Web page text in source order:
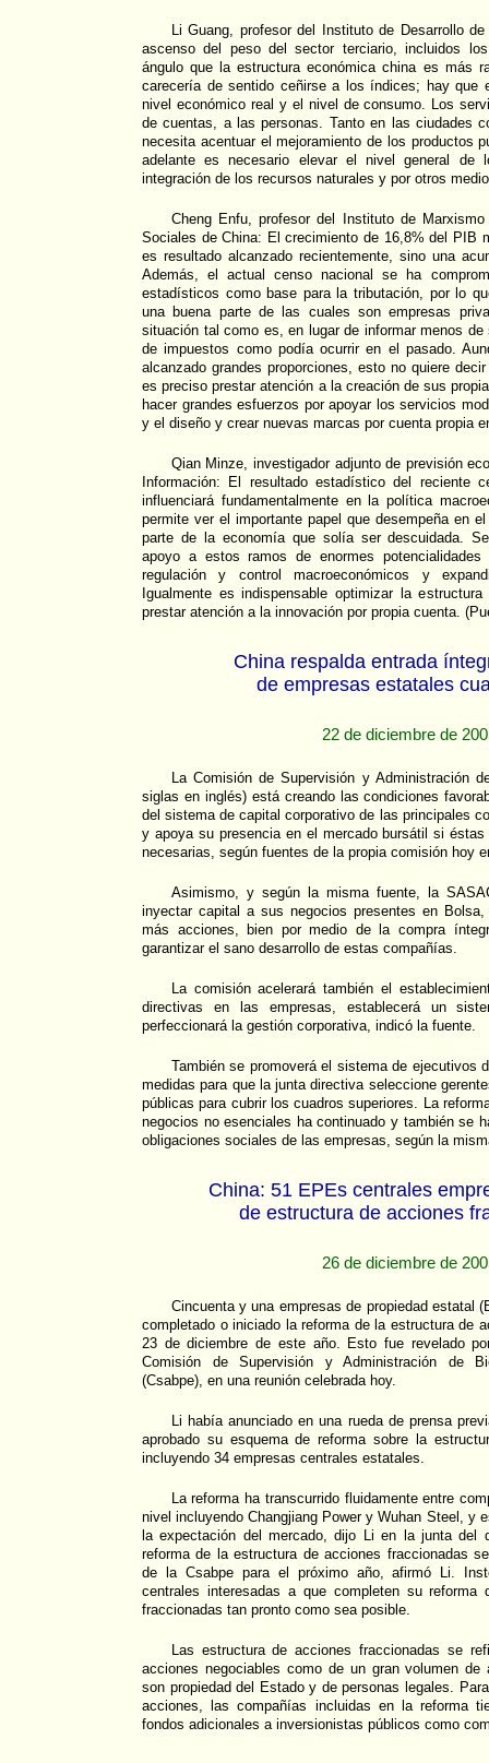
Li Guang, profesor del Instituto de Desarrollo
ascenso del peso del sector terciario, incluidos
ángulo que la estructura económica china es más
carecería de sentido ceñirse a los índices; hay que
nivel económico real y el nivel de consumo. Los
de cuentas, a las personas. Tanto en las ciudades
necesita acentuar el mejoramiento de los productos
adelante es necesario elevar el nivel general
integración de los recursos naturales y por otros
Cheng Enfu, profesor del Instituto de
Sociales de China: El crecimiento de 16,8% del PIB
es resultado alcanzado recientemente, sino una
Además, el actual censo nacional se ha
estadísticos como base para la tributación, por lo
una buena parte de las cuales son empresas
situación tal como es, en lugar de informar menos
de impuestos como podía ocurrir en el pasado.
alcanzado grandes proporciones, esto no quiere
es preciso prestar atención a la creación de sus
hacer grandes esfuerzos por apoyar los servicios
y el diseño y crear nuevas marcas por cuenta propia
Qian Minze, investigador adjunto de previsión
Información: El resultado estadístico del reciente
influenciará fundamentalmente en la política
permite ver el importante papel que desempeña en
parte de la economía que solía ser descuidada.
apoyo a estos ramos de enormes
regulación y control macroeconómicos y
Igualmente es indispensable optimizar la
prestar atención a la innovación por propia cuenta.
China respalda entrada
de empresas estatales
22 de diciembre de
La Comisión de Supervisión y Administración
siglas en inglés) está creando las condiciones
del sistema de capital corporativo de las principales
y apoya su presencia en el mercado bursátil si
necesarias, según fuentes de la propia comisión hoy
Asimismo, y según la misma fuente, la
inyectar capital a sus negocios presentes en
más acciones, bien por medio de la compra
garantizar el sano desarrollo de estas compañías.
La comisión acelerará también el
directivas en las empresas, establecerá un
perfeccionará la gestión corporativa, indicó la fuente.
También se promoverá el sistema de ejecutivos
medidas para que la junta directiva seleccione
públicas para cubrir los cuadros superiores. La
negocios no esenciales ha continuado y también se
obligaciones sociales de las empresas, según la
China: 51 EPEs centrales
de estructura de acciones
26 de diciembre de
Cincuenta y una empresas de propiedad estatal
completado o iniciado la reforma de la estructura de
23 de diciembre de este año. Esto fue revelado
Comisión de Supervisión y Administración de
(Csabpe), en una reunión celebrada hoy.
Li había anunciado en una rueda de prensa
aprobado su esquema de reforma sobre la
incluyendo 34 empresas centrales estatales.
La reforma ha transcurrido fluidamente entre
nivel incluyendo Changjiang Power y Wuhan Steel, y
la expectación del mercado, dijo Li en la junta del
reforma de la estructura de acciones fraccionadas
de la Csabpe para el próximo año, afirmó Li.
centrales interesadas a que completen su reforma
fraccionadas tan pronto como sea posible.
Las estructura de acciones fraccionadas se
acciones negociables como de un gran volumen de
son propiedad del Estado y de personas legales.
acciones, las compañías incluidas en la reforma
fondos adicionales a inversionistas públicos como